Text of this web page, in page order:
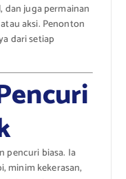
dan juga permainan
aksi. Penonton
dari setiap
pencuri biasa. Ia
minim kekerasan,